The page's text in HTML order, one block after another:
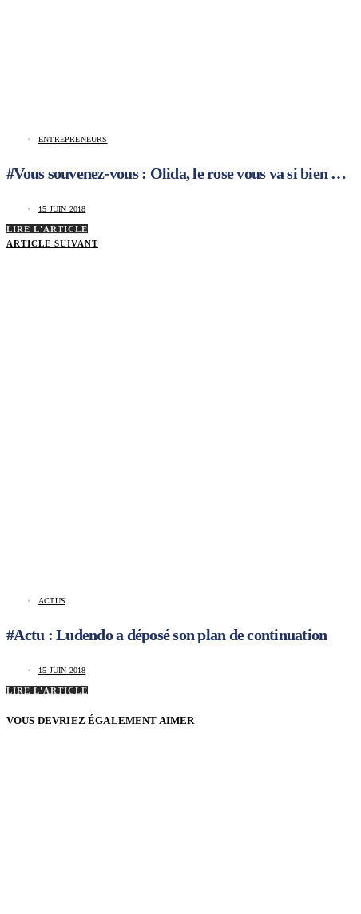
ENTREPRENEURS
#Vous souvenez-vous : Olida, le rose vous va si bien …
15 JUIN 2018
LIRE L'ARTICLE
ARTICLE SUIVANT
ACTUS
#Actu : Ludendo a déposé son plan de continuation
15 JUIN 2018
LIRE L'ARTICLE
VOUS DEVRIEZ ÉGALEMENT AIMER